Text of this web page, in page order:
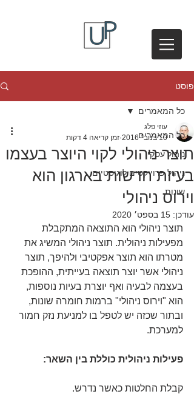
פוסט
כל המאמרים
ניהול עסקי
ניהול פרוייקטים לוגיסטיים
שונות
כל המאמרים
תוצר ניהולי לקוי היוצר בעצמו
בעיות חדשות בארגון הוא
וירוס ניהולי
עוזי פלג
10 בנוב׳ 2016
זמן קריאה 4 דקות
עודכן: 15 בספט׳ 2020
תוצר ניהולי הוא התוצאה המתקבלת
מפעילות ניהולית. תוצר ניהולי המשיג את
מטרתו הוא תוצר אפקטיבי ולהיפך, תוצר
ניהולי אשר יוצר תוצאה בעייתית, ההופכת
בעצמה לבעיה ואף יוצרת בעיות נוספות,
הוא "וירוס ניהולי" ברמות חומרה שונות,
ובתור שכזה יש לטפל בו למניעת נזק חמור
למערכת.
פעילות ניהולית כוללת בין השאר:
קבלת החלטות כאשר נדרש.